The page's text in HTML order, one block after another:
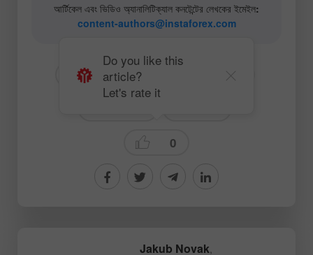
আর্টিকেল এবং ভিডিও অ্যানালিটিক্যাল কনটেন্টের লেখকের ইমেইল:
content-authors@instaforex.com
# USD # JPY # USDJPY
0
Do you like this
article?
Let's rate it
Jakub Novak,